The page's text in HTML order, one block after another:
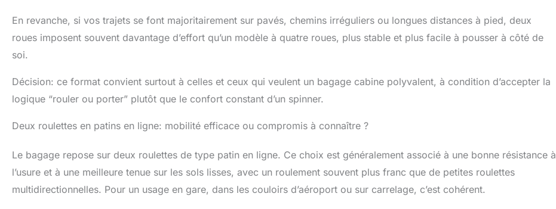
En revanche, si vos trajets se font majoritairement sur pavés, chemins irréguliers ou longues distances à pied, deux
roues imposent souvent davantage d’effort qu’un modèle à quatre roues, plus stable et plus facile à pousser à côté de
soi.
Décision: ce format convient surtout à celles et ceux qui veulent un bagage cabine polyvalent, à condition d’accepter la
logique “rouler ou porter” plutôt que le confort constant d’un spinner.
Deux roulettes en patins en ligne: mobilité efficace ou compromis à connaître ?
Le bagage repose sur deux roulettes de type patin en ligne. Ce choix est généralement associé à une bonne résistance à
l’usure et à une meilleure tenue sur les sols lisses, avec un roulement souvent plus franc que de petites roulettes
multidirectionnelles. Pour un usage en gare, dans les couloirs d’aéroport ou sur carrelage, c’est cohérent.